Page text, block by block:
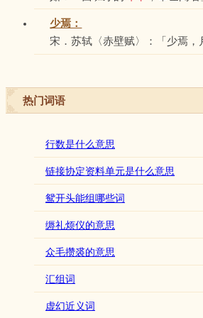
少焉：
宋．苏轼〈赤壁赋〉：「少焉
热门词语
行数是什么意思
链接协定资料单元是什么意思
鸳开头能组哪些词
缛礼烦仪的意思
众毛攒裘的意思
汇组词
虚幻近义词